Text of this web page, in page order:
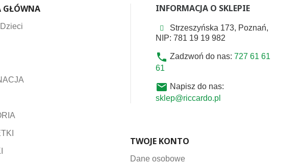
GŁÓWNA INFORMACJA O SKLEPIE
Strzeszyńska 173, Poznań,
NIP: 781 19 19 982
phone Zadzwoń do nas: 727 61 61
61
email Napisz do nas:
sklep@riccardo.pl
TWOJE KONTO
Dane osobowe